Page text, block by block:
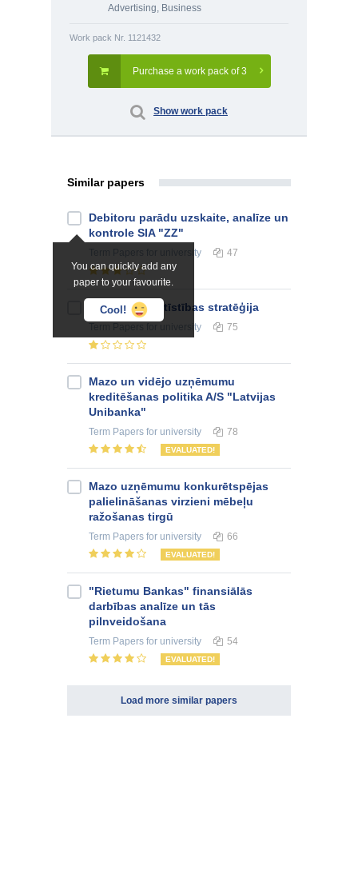
Advertising, Business
Work pack Nr. 1121432
Purchase a work pack of 3
Show work pack
Similar papers
You can quickly add any
paper to your favourite.
Cool!
Debitoru parādu uzskaite, analīze un
kontrole SIA "ZZ"
for university 47
SIA "Triāls" attīstības stratēģija
for university 75
Mazo un vidējo uzņēmumu
kreditēšanas politika A/S "Latvijas
Unibanka"
Term Papers for university 78
EVALUATED!
Mazo uzņēmumu konkurētspējas
palielināšanas virzieni mēbeļu
ražošanas tirgū
Term Papers for university 66
EVALUATED!
"Rietumu Bankas" finansiālās
darbības analīze un tās
pilnveidošana
Term Papers for university 54
EVALUATED!
Load more similar papers